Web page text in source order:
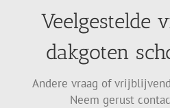
Veelgestelde
dakgoten
Andere vraag of
Neem gerust